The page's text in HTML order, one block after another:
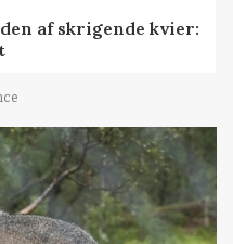
af skrigende kvier: